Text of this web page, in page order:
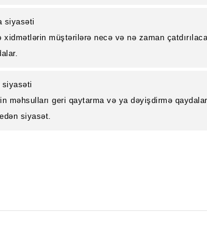
siyasəti
xidmətlərin müştərilərə necə və nə zaman
siyasəti
məhsulları geri qaytarma və ya dəyişdirmə
siyasət.